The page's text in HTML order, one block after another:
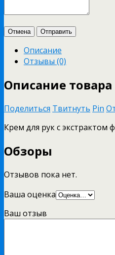
Отмена Отправить
Описание
Отзывы (0)
Описание товара
Поделиться Твитнуть Pin
Крем для рук с экстрактом
Обзоры
Отзывов пока нет.
Ваша оценка
Ваш отзыв